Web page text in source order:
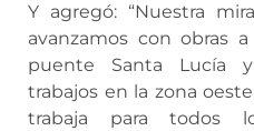
Y agregó: “Nuestra
avanzamos con obras
puente Santa Lucía
trabajos en la zona
trabaja para todos